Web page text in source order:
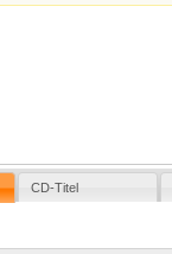
CD-Titel